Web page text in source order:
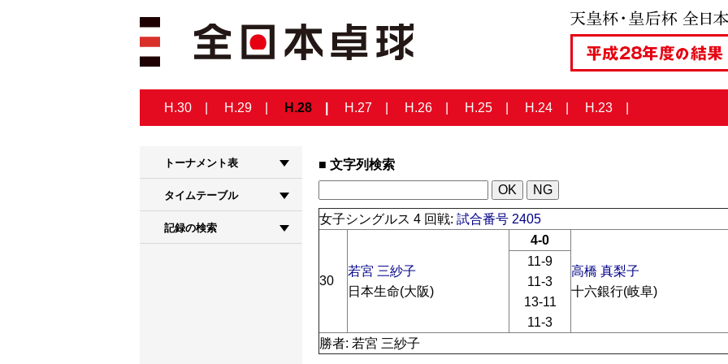
H.30 H.29 H.28 H.27 H.26 H.25 H.24 H.23
トーナメント表
タイムテーブル
記録の検索
文字列検索
女子シングルス 4 回戦: 試合番号 2405
30
若宮 三紗子
日本生命(大阪)
4-0
高橋 真梨子
十六銀行(岐阜)
11-9
11-3
13-11
11-3
勝者: 若宮 三紗子